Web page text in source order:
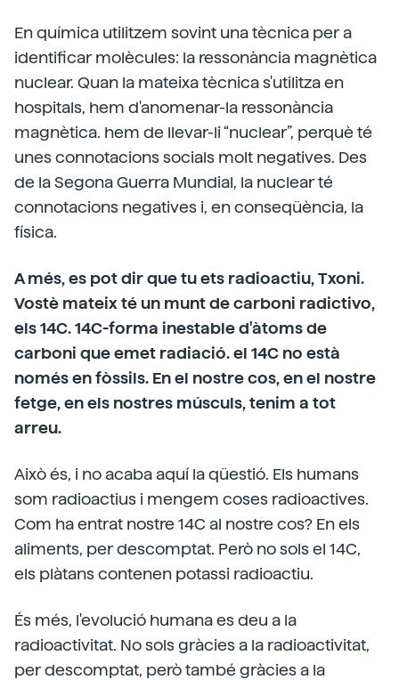
En química utilitzem sovint una tècnica per a
identificar molècules: la ressonància magnètica
nuclear. Quan la mateixa tècnica s'utilitza en
hospitals, hem d'anomenar-la ressonància
magnètica. hem de llevar-li “nuclear”, perquè té
unes connotacions socials molt negatives. Des
de la Segona Guerra Mundial, la nuclear té
connotacions negatives i, en conseqüència, la
física.
A més, es pot dir que tu ets radioactiu, Txoni.
Vostè mateix té un munt de carboni radictivo,
els 14C. 14C-forma inestable d'àtoms de
carboni que emet radiació. el 14C no està
només en fòssils. En el nostre cos, en el nostre
fetge, en els nostres músculs, tenim a tot
arreu.
Això és, i no acaba aquí la qüestió. Els humans
som radioactius i mengem coses radioactives.
Com ha entrat nostre 14C al nostre cos? En els
aliments, per descomptat. Però no sols el 14C,
els plàtans contenen potassi radioactiu.
És més, l'evolució humana es deu a la
radioactivitat. No sols gràcies a la radioactivitat,
per descomptat, però també gràcies a la